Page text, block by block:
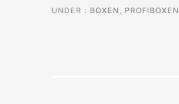
UNDER : BOXEN, PROFIBOXEN